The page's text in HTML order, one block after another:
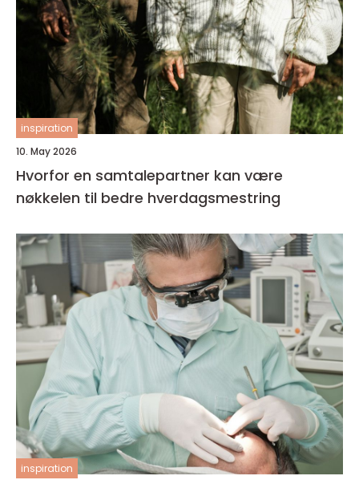
inspiration
10. May 2026
Hvorfor en samtalepartner kan være
nøkkelen til bedre hverdagsmestring
inspiration